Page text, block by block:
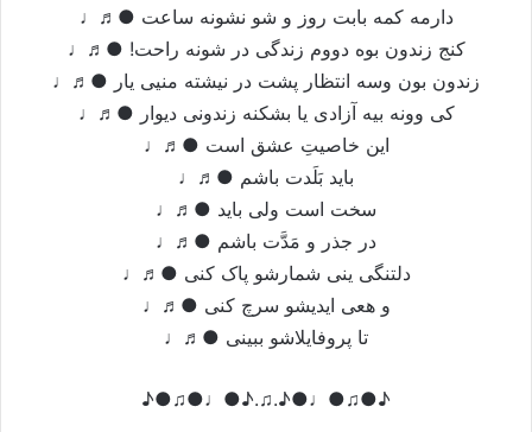
دارمه کمه بابت روز و شو نشونه ساعت ●♬♩
کنج زندون بوه دووم زندگی در شونه راحت! ●♬♩
زندون بون وسه انتظار پشت در نیشته منیی یار ●♬♩
کی وونه بیه آزادی یا بشکنه زندونی دیوار ●♬♩
این خاصیتِ عشق است ●♬♩
باید بَلَدت باشم ●♬♩
سخت است ولی باید ●♬♩
در جذر و مَدَّت باشم ●♬♩
دلتنگی ینی شمارشو پاک کنی ●♬♩
و هعی ایدیشو سرچ کنی ●♬♩
تا پروفایلاشو ببینی ●♬♩
♪●♫●♩●♪.♫.♪●♩●♫●♪